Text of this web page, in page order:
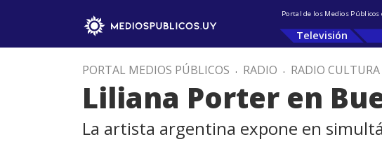
Portal de los Medios
Televisión
PORTAL MEDIOS PÚBLICOS . RADIO . RADIO CULTURA
Liliana Porter en
La artista argentina expone en